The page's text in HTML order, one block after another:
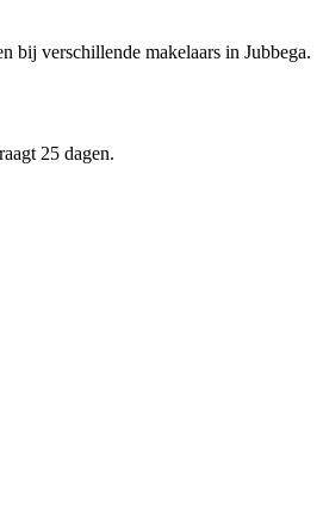
bij verschillende makelaars in Jubbega.
25 dagen.